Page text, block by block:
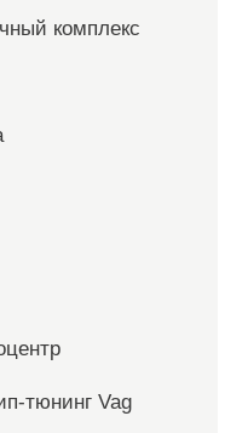
комплекс
тюнинг Vag